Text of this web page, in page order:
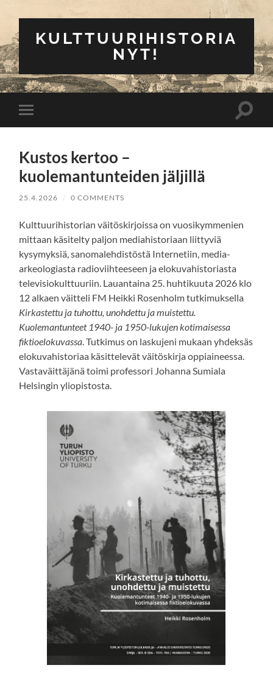
KULTTUURIHISTORIA
NYT!
Toggle
mobile
Toggle
Kustos kertoo –
kuolemantunteiden jäljillä
25.4.2026 / 0 COMMENTS
Kulttuurihistorian väitöskirjoissa on vuosikymmenien
mittaan käsitelty paljon mediahistoriaan liittyviä
kysymyksiä, sanomalehdistöstä Internetiin, media-
arkeologiasta radioviihteeseen ja elokuvahistoriasta
televisiokulttuuriin. Lauantaina 25. huhtikuuta 2026 klo
12 alkaen väitteli FM Heikki Rosenholm tutkimuksella
Kirkastettu ja tuhottu, unohdettu ja muistettu.
Kuolemantunteet 1940- ja 1950-lukujen kotimaisessa
fiktioelokuvassa . Tutkimus on laskujeni mukaan yhdeksäs
elokuvahistoriaa käsittelevät väitöskirja oppiaineessa.
Vastaväittäjänä toimi professori Johanna Sumiala
Helsingin yliopistosta.